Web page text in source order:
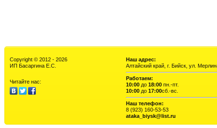
Copyright © 2012 - 2026
ИП Басаргина Е.С.
Читайте нас:
Наш адрес:
Алтайский край, г. Бийск, ул.
Работаем:
10:00 до 18:00 пн.-пт.
10:00 до 17:00сб.-вс.
Наш телефон:
8 (923) 160-53-53
ataka_biysk@list.ru